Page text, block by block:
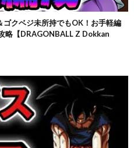
ゴクベジ未所持でもOK！お手軽編
略【DRAGONBALL Z Dokkan